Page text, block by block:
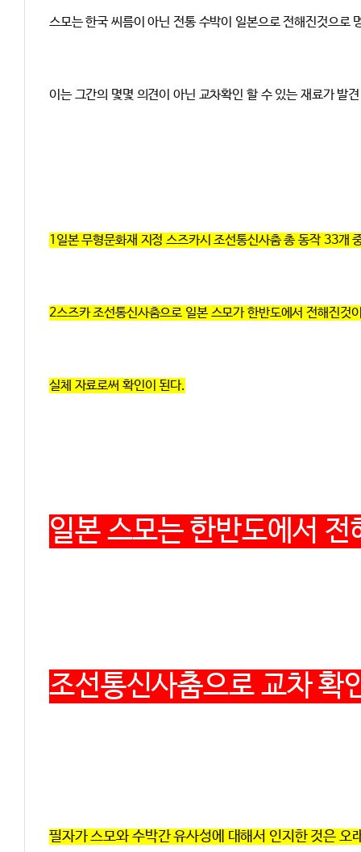
스모는 한국 씨름이 아닌 전통 수박이 일본으로 전해진것으로
이는 그간의 몇몇 의견이 아닌 교차확인 할 수 있는 재료가 발
1일본 무형문화재 지정 스즈카시 조선통신사춤 총 동작 33개
2스즈카 조선통신사춤으로 일본 스모가 한반도에서 전해진것
실체 자료로써 확인이 된다.
일본 스모는 한반도에서 전
조선통신사춤으로 교차 확
필자가 스모와 수박간 유사성에 대해서 인지한 것은 오